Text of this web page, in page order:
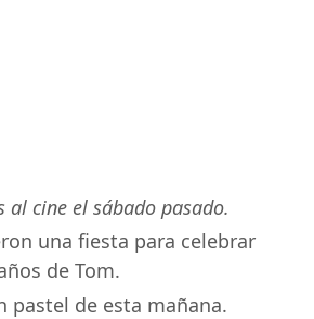
al cine el sábado pasado.
una fiesta para celebrar
de Tom.
pastel de esta mañana.